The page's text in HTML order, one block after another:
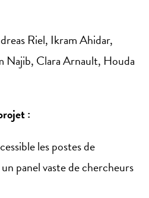
Riel, Ikram Ahidar,
Najib, Clara Arnault, Houda
:
les postes de
panel vaste de chercheurs